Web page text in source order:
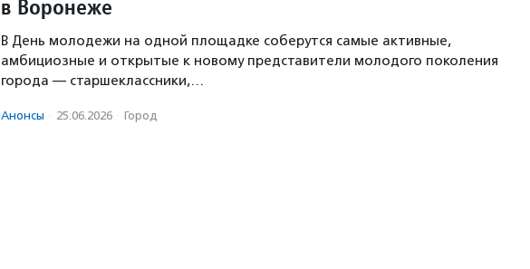
в Воронеже
В День молодежи на одной площадке соберутся самые активные,
амбициозные и открытые к новому представители молодого поколения
города — старшеклассники,…
Анонсы · 25.06.2026 · Город